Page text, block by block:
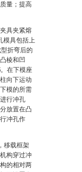
量；提高
具夹紧熔
模具包括上
折弯后的
棱和凹
在下模座
向下运动
模的所需
行冲孔
放置在凸
冲孔作
移载框架
构穿过冲
的相对两